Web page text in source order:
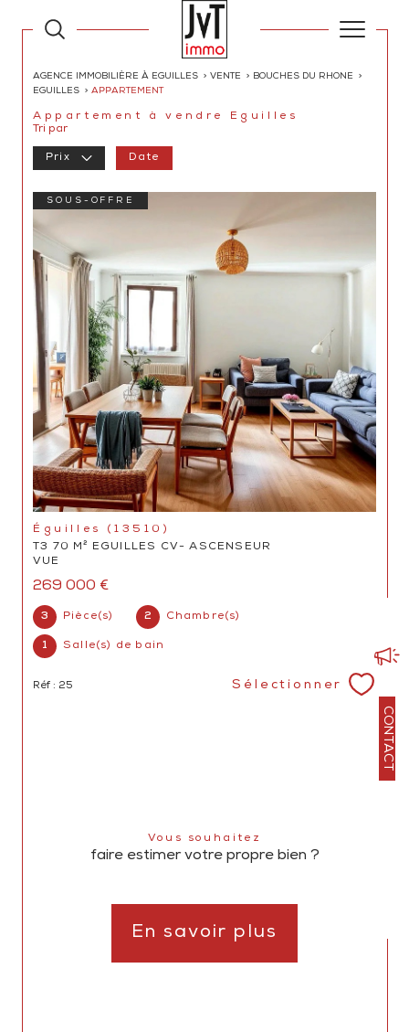
CONTACT
AGENCE IMMOBILIÈRE À EGUILLES VENTE
BOUCHES DU RHONE
EGUILLES
APPARTEMENT
Appartement à vendre Eguilles
Tri par
Prix Date
SOUS-OFFRE
Éguilles (13510)
T3 70 M² EGUILLES CV- ASCENSEUR
VUE
269 000 €
3 Pièce(s) 2 Chambre(s)
1 Salle(s) de bain
Réf : 25 Sélectionner
Vous souhaitez
faire estimer votre propre bien ?
En savoir plus